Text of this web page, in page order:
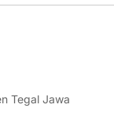
Tegal Jawa